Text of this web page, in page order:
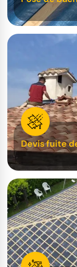
Devis fuite